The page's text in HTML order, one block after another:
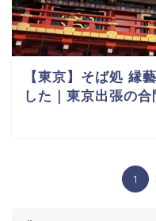
【東京】そば処 縁
した｜東京出張の
1